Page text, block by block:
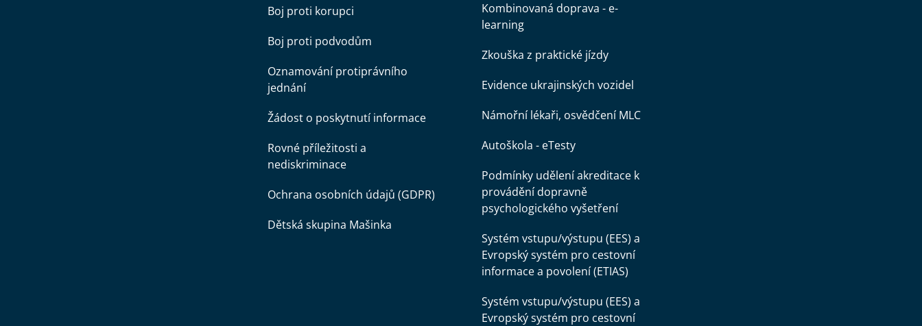
Boj proti korupci
Boj proti podvodům
Oznamování protiprávního
jednání
Žádost o poskytnutí informace
Rovné příležitosti a
nediskriminace
Ochrana osobních údajů (GDPR)
Dětská skupina Mašinka
Kombinovaná doprava - e-
learning
Zkouška z praktické jízdy
Evidence ukrajinských vozidel
Námořní lékaři, osvědčení MLC
Autoškola - eTesty
Podmínky udělení akreditace k
provádění dopravně
psychologického vyšetření
Systém vstupu/výstupu (EES) a
Evropský systém pro cestovní
informace a povolení (ETIAS)
Systém vstupu/výstupu (EES) a
Evropský systém pro cestovní